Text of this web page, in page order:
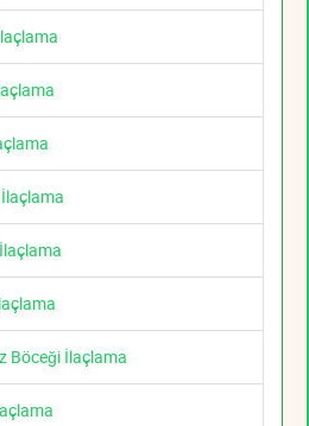
Böceği İlaçlama